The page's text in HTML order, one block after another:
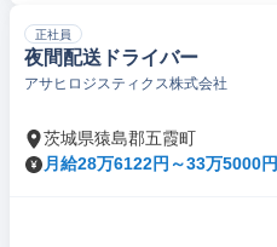
正社員
夜間配送ドライバー
アサヒロジスティクス株式会社
茨城県猿島郡五霞町
月給28万6122円～33万5000円